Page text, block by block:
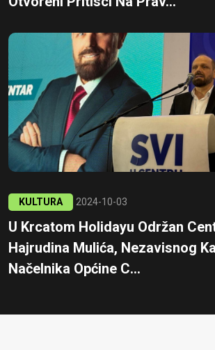
KULTURA 2024-10-03
U Krcatom Holidayu Održan
Hajrudina Mulića, Nezavisnog
Načelnika Općine C...